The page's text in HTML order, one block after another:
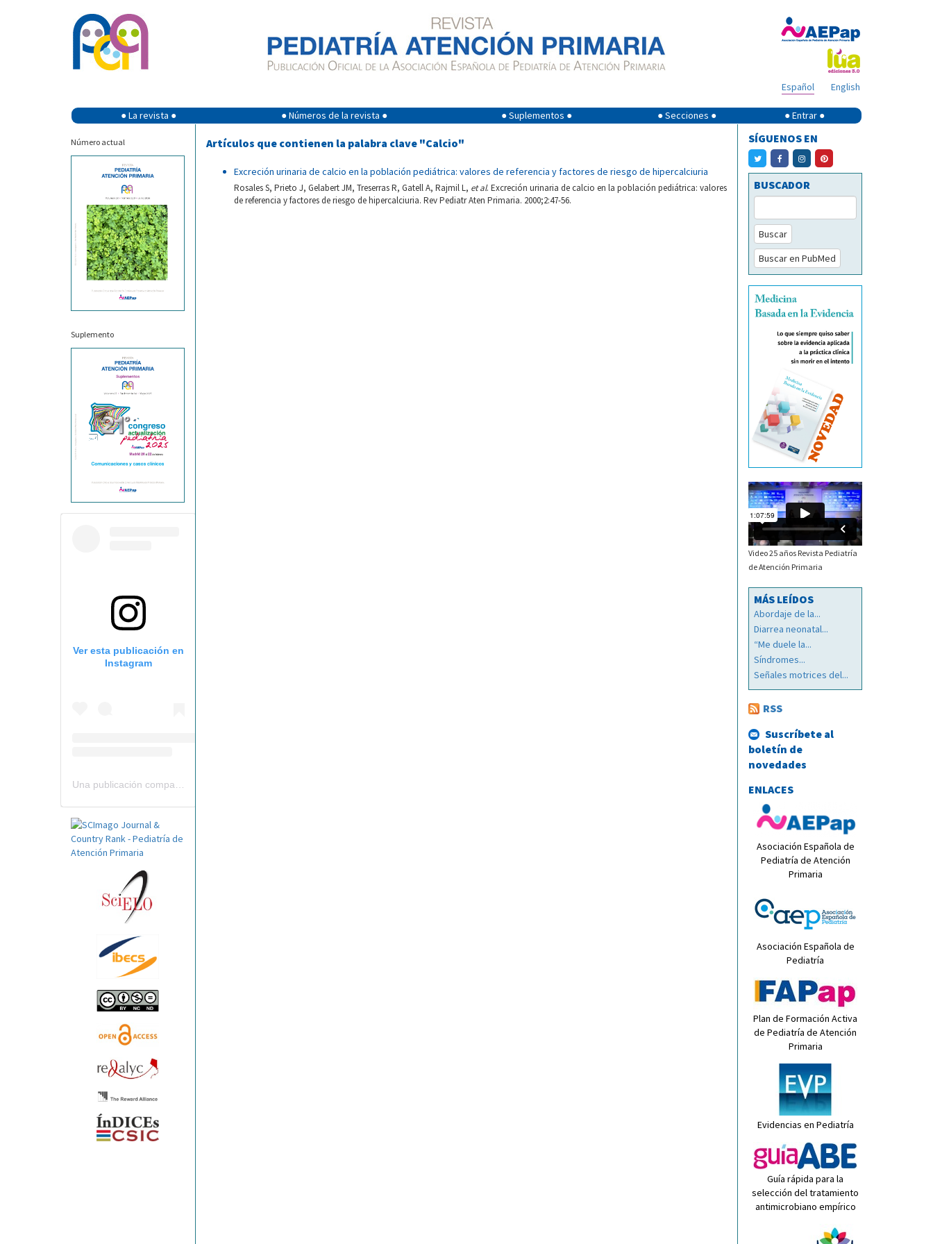
English
Español
● La revista ● ● Números de la revista ● ● Suplementos ● ● Secciones ● ● Entrar ●
Número actual
Suplemento
Ver esta publicación en
Instagram
Artículos que contienen la palabra clave "Calcio"
Excreción urinaria de calcio en la población pediátrica: valores de referencia y factores de riesgo de hipercalciuria
Rosales S, Prieto J, Gelabert JM, Treserras R, Gatell A, Rajmil L, et al. Excreción urinaria de calcio en la población pediátrica: valores
de referencia y factores de riesgo de hipercalciuria. Rev Pediatr Aten Primaria. 2000;2:47-56.
SÍGUENOS EN
BUSCADOR
Buscar
Buscar en PubMed
Video 25 años Revista Pediatría
de Atención Primaria
MÁS LEÍDOS
Abordaje de la...
Diarrea neonatal...
“Me duele la...
Síndromes...
Señales motrices del...
RSS
Suscríbete al
boletín de
novedades
ENLACES
Asociación Española de
Pediatría de Atención
Primaria
Asociación Española de
Pediatría
Plan de Formación Activa
de Pediatría de Atención
Primaria
Evidencias en Pediatría
Guía rápida para la
selección del tratamiento
antimicrobiano empírico